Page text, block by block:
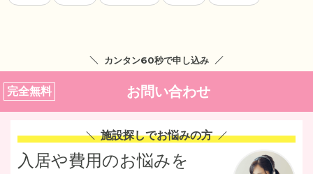
カンタン60秒で申し込み
完全無料 お問い合わせ
施設探しでお悩みの方
入居や費用のお悩みを